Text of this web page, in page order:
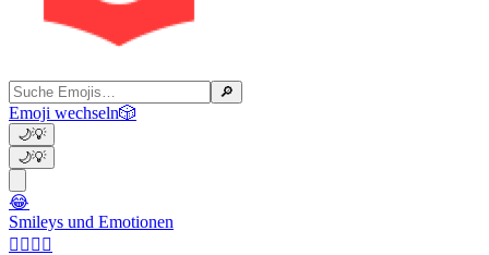
🔎
Emoji wechseln🎲
🌙💡
🌙💡
😂
Smileys und Emotionen
👩‍❤️‍💋‍👨